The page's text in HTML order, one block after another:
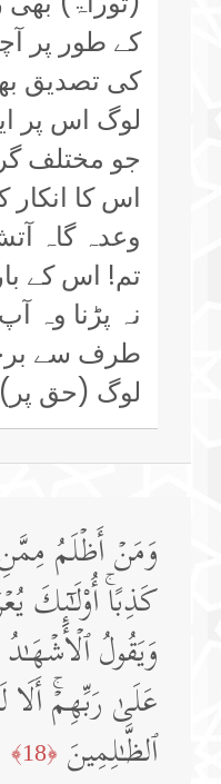
کے طور پر
کی تصدیق
لوگ اس پر
جو مختلف
اس کا
وعدہ گاہ
تم! اس کے
نہ پڑنا وہ
طرف سے
لوگ (حق پر)
وَمَنۡ أَظۡلَمُ
كَذِبًاۚ أُو۟لَـٰۤىِٕكَ
وَیَقُولُ
عَلَىٰ رَبِّهِمۡۚ أَلَا
ٱلظَّـٰلِمِینَ ﴿18﴾